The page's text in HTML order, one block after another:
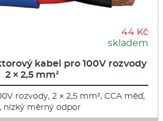
44 Kč
skladem
kabel pro 100V rozvody
2 × 2,5 mm²
rozvody, 2 × 2,5 mm², CCA měď,
nízký měrný odpor